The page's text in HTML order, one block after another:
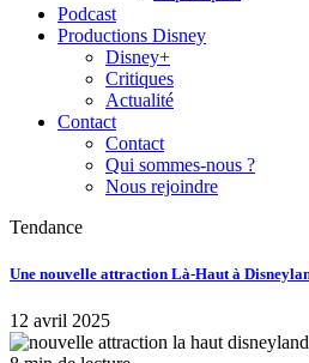
Podcast
Productions Disney
Disney+
Critiques
Actualité
Contact
Contact
Qui sommes-nous ?
Nous rejoindre
Tendance
Une nouvelle attraction Là-Haut à
12 avril 2025